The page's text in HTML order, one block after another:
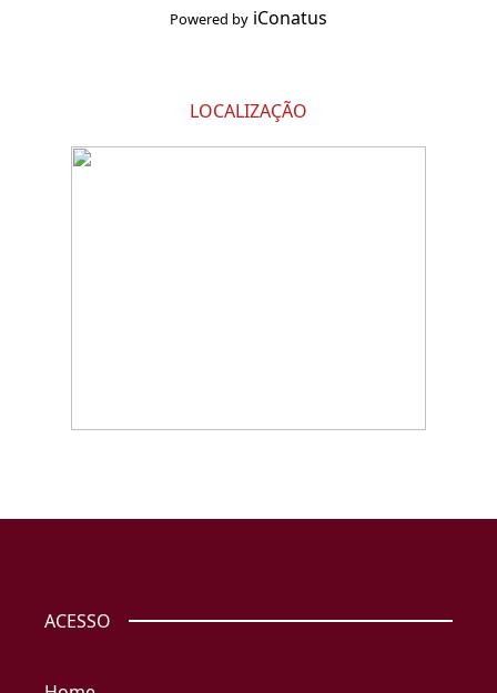
Powered by iConatus
LOCALIZAÇÃO
ACESSO